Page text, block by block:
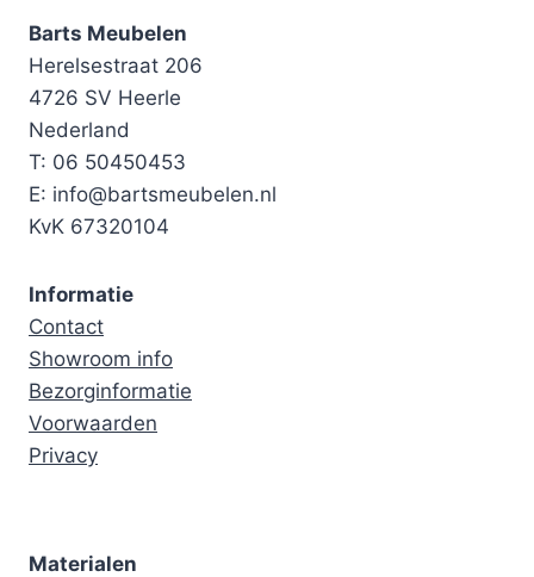
Barts Meubelen
Herelsestraat 206
4726 SV Heerle
Nederland
T: 06 50450453
E: info@bartsmeubelen.nl
KvK 67320104
Informatie
Contact
Showroom info
Bezorginformatie
Voorwaarden
Privacy
Materialen